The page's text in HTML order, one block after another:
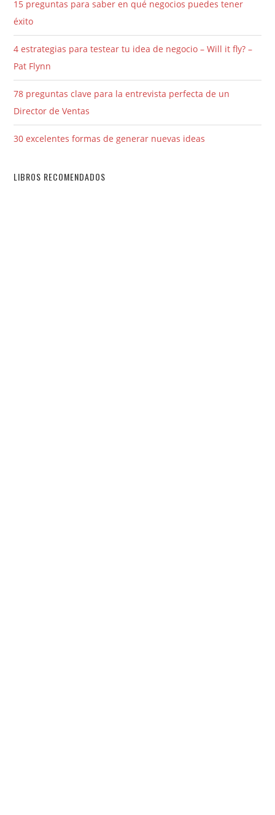
15 preguntas para saber en qué negocios puedes tener
éxito
4 estrategias para testear tu idea de negocio – Will it fly? –
Pat Flynn
78 preguntas clave para la entrevista perfecta de un
Director de Ventas
30 excelentes formas de generar nuevas ideas
LIBROS RECOMENDADOS